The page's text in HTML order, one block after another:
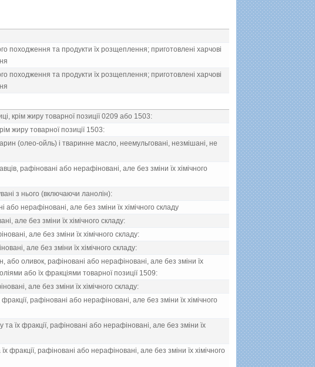
походження та продукти їх розщеплення; приготовленi харчовi
походження та продукти їх розщеплення; приготовленi харчовi
крiм жиру товарної позицiї 0209 або 1503:
жиру товарної позицiї 1503:
(олео-ойль) i тваринне масло, неемульгованi, незмiшанi, не
рафiнованi або нерафiнованi, але без змiни їх хiмiчного
з нього (включаючи ланолiн):
нерафiнованi, але без змiни їх хiмiчного складу
але без змiни їх хiмiчного складу:
але без змiни їх хiмiчного складу:
але без змiни їх хiмiчного складу:
або оливок, рафiнованi або нерафiнованi, але без змiни їх
або їх фракцiями товарної позицiї 1509:
але без змiни їх хiмiчного складу:
рафiнованi або нерафiнованi, але без змiни їх хiмiчного
та їх фракцiї, рафiнованi або нерафiнованi, але без змiни їх
фракцiї, рафiнованi або нерафiнованi, але без змiни їх хiмiчного